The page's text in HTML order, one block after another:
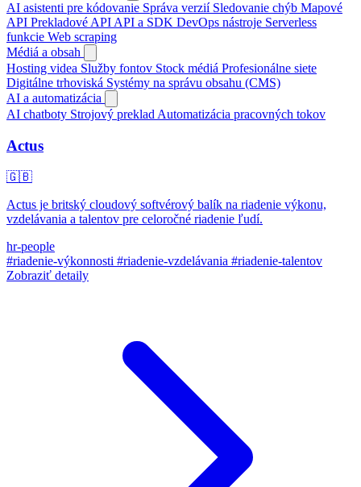
AI asistenti pre kódovanie Správa verzií Sledovanie chýb Mapové
API Prekladové API API a SDK DevOps nástroje Serverless
funkcie Web scraping
Médiá a obsah
Hosting videa Služby fontov Stock médiá Profesionálne siete
Digitálne trhoviská Systémy na správu obsahu (CMS)
AI a automatizácia
AI chatboty Strojový preklad Automatizácia pracovných tokov
Actus
🇬🇧
Actus je britský cloudový softvérový balík na riadenie výkonu,
vzdelávania a talentov pre celoročné riadenie ľudí.
hr-people
#riadenie-výkonnosti #riadenie-vzdelávania #riadenie-talentov
Zobraziť detaily